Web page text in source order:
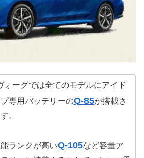
ォーグでは全てのモデルにアイド
専用バッテリーのQ-85が搭載さ
。
ランクが高いQ-105など容量ア